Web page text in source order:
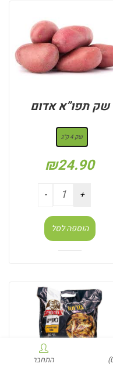
שק תפו”א אדום
שק 4 ק"ג
₪24.90
הוספה לסל
התחבר